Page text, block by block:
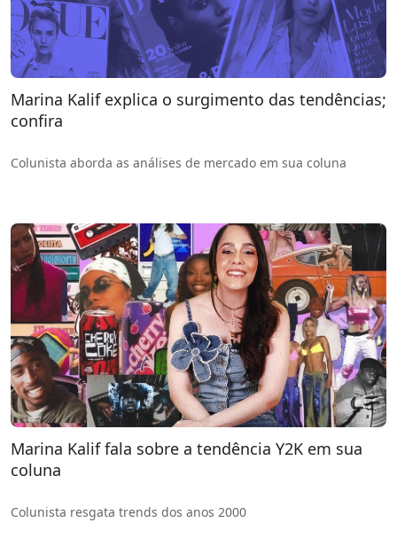
Marina Kalif explica o surgimento das tendências;
confira
Colunista aborda as análises de mercado em sua coluna
Marina Kalif fala sobre a tendência Y2K em sua
coluna
Colunista resgata trends dos anos 2000